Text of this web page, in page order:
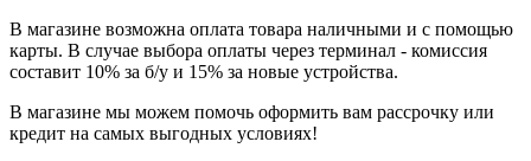
В магазине возможна оплата товара наличными и с помощью
карты. В случае выбора оплаты через терминал - комиссия
составит 10% за б/у и 15% за новые устройства.
В магазине мы можем помочь оформить вам рассрочку или
кредит на самых выгодных условиях!